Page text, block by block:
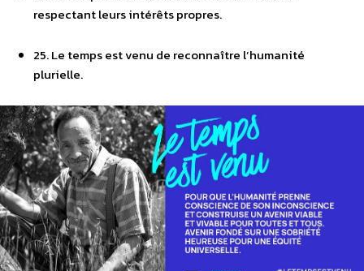
respectant leurs intérêts propres.
25. Le temps est venu de reconnaître l’humanité
plurielle.